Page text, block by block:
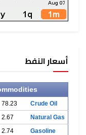
أسعار النفط
Crude Oil
78.23
Natural Gas
2.67
Gasoline
2.74